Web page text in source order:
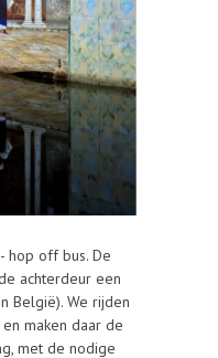
hop off bus. De
achterdeur een
België). We rijden
maken daar de
met de nodige